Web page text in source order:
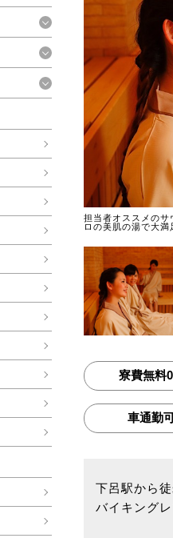
担当者オススメのサ
ロの美肌の湯で大満
寮費無料
車通勤
下呂駅から
バイキング